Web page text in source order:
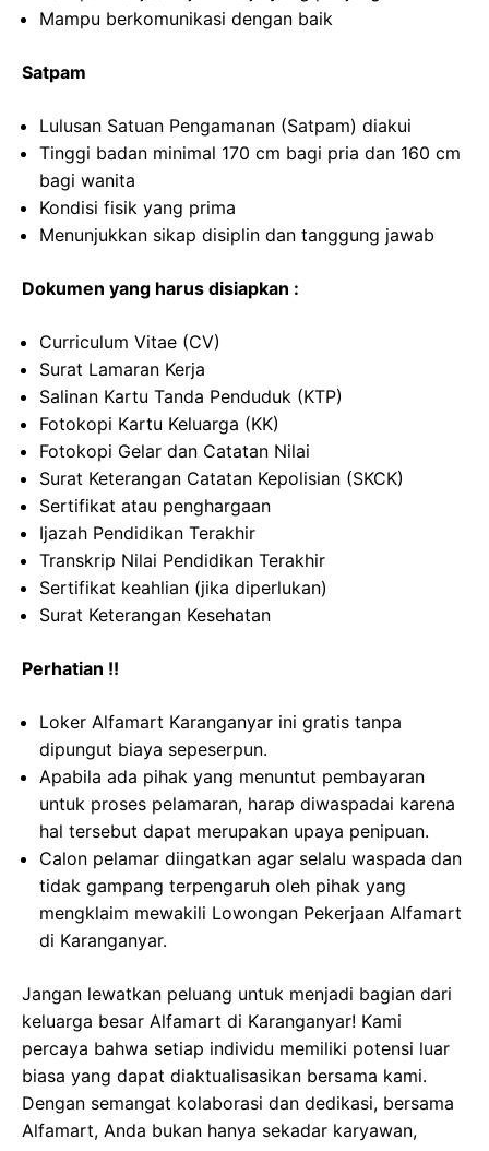
Mampu berkomunikasi dengan baik
Satpam
Lulusan Satuan Pengamanan (Satpam) diakui
Tinggi badan minimal 170 cm bagi pria dan 160 cm
bagi wanita
Kondisi fisik yang prima
Menunjukkan sikap disiplin dan tanggung jawab
Dokumen yang harus disiapkan :
Curriculum Vitae (CV)
Surat Lamaran Kerja
Salinan Kartu Tanda Penduduk (KTP)
Fotokopi Kartu Keluarga (KK)
Fotokopi Gelar dan Catatan Nilai
Surat Keterangan Catatan Kepolisian (SKCK)
Sertifikat atau penghargaan
Ijazah Pendidikan Terakhir
Transkrip Nilai Pendidikan Terakhir
Sertifikat keahlian (jika diperlukan)
Surat Keterangan Kesehatan
Perhatian !!
Loker Alfamart Karanganyar ini gratis tanpa
dipungut biaya sepeserpun.
Apabila ada pihak yang menuntut pembayaran
untuk proses pelamaran, harap diwaspadai karena
hal tersebut dapat merupakan upaya penipuan.
Calon pelamar diingatkan agar selalu waspada dan
tidak gampang terpengaruh oleh pihak yang
mengklaim mewakili Lowongan Pekerjaan Alfamart
di Karanganyar.
Jangan lewatkan peluang untuk menjadi bagian dari
keluarga besar Alfamart di Karanganyar! Kami
percaya bahwa setiap individu memiliki potensi luar
biasa yang dapat diaktualisasikan bersama kami.
Dengan semangat kolaborasi dan dedikasi, bersama
Alfamart, Anda bukan hanya sekadar karyawan,